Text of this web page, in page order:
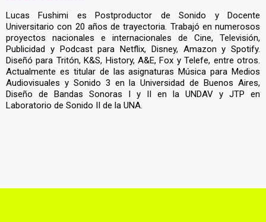
Lucas Fushimi es Postproductor de Sonido y Docente
Universitario con 20 años de trayectoria. Trabajó en numerosos
proyectos nacionales e internacionales de Cine, Televisión,
Publicidad y Podcast para Netflix, Disney, Amazon y Spotify.
Diseñó para Tritón, K&S, History, A&E, Fox y Telefe, entre otros.
Actualmente es titular de las asignaturas Música para Medios
Audiovisuales y Sonido 3 en la Universidad de Buenos Aires,
Diseño de Bandas Sonoras I y II en la UNDAV y JTP en
Laboratorio de Sonido II de la UNA.